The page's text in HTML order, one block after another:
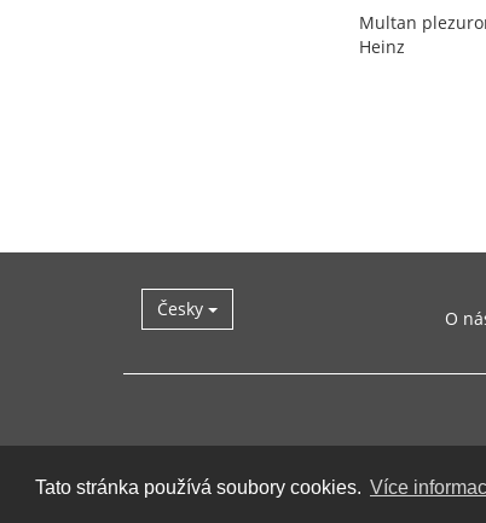
Tato stránka používá soubory cookies. Více
Multan
Heinz
Česky O